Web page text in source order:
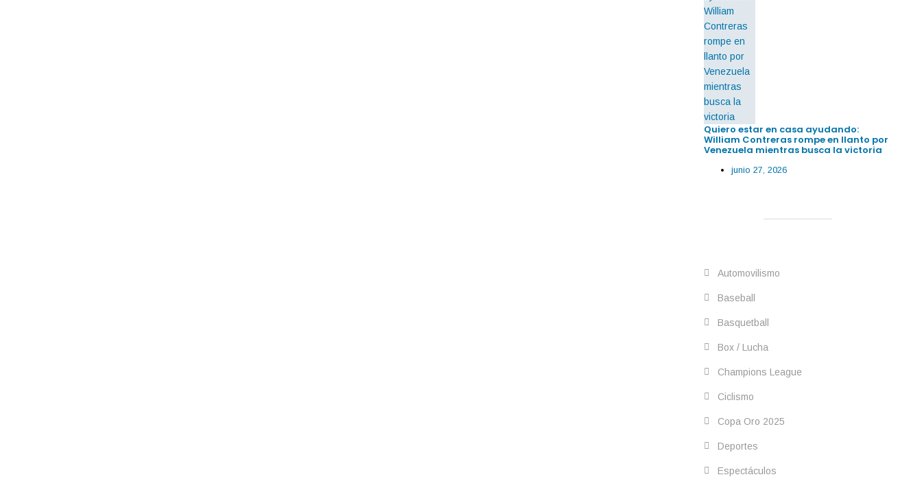
Quiero estar en casa ayudando:
William Contreras rompe en llanto por
Venezuela mientras busca la victoria
junio 27, 2026
Automovilismo
Baseball
Basquetball
Box / Lucha
Champions League
Ciclismo
Copa Oro 2025
Deportes
Espectáculos